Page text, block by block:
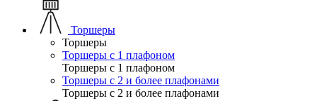
Торшеры
Торшеры
Торшеры с 1 плафоном
Торшеры с 1 плафоном
Торшеры с 2 и более плафонами
Торшеры с 2 и более плафонами